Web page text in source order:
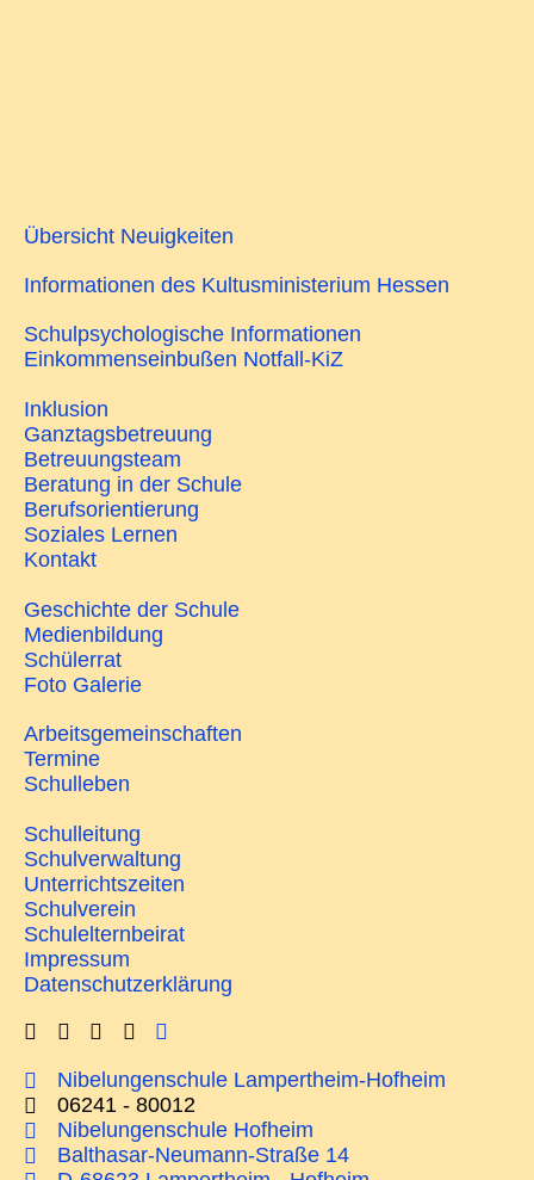
Übersicht Neuigkeiten
Informationen des Kultusministerium Hessen
Schulpsychologische Informationen
Einkommenseinbußen Notfall-KiZ
Inklusion
Ganztagsbetreuung
Betreuungsteam
Beratung in der Schule
Berufsorientierung
Soziales Lernen
Kontakt
Geschichte der Schule
Medienbildung
Schülerrat
Foto Galerie
Arbeitsgemeinschaften
Termine
Schulleben
Schulleitung
Schulverwaltung
Unterrichtszeiten
Schulverein
Schulelternbeirat
Impressum
Datenschutzerklärung
Nibelungenschule Lampertheim-Hofheim
06241 - 80012
Nibelungenschule Hofheim
Balthasar-Neumann-Straße 14